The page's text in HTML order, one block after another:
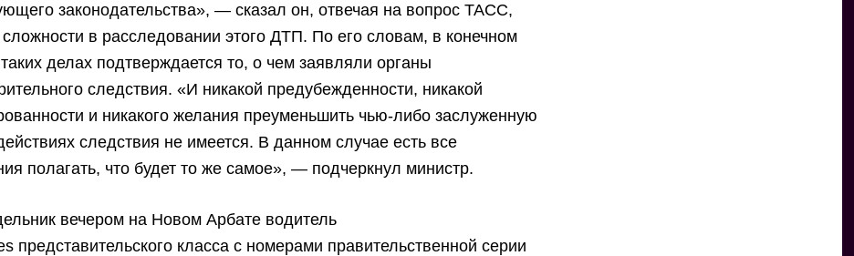
законодательства», — сказал он, отвечая на вопрос ТАСС,
сложности в расследовании этого ДТП. По его словам, в конечном
таких делах подтверждается то, о чем заявляли органы
следствия. «И никакой предубежденности, никакой
и никакого желания преуменьшить чью-либо заслуженную
следствия не имеется. В данном случае есть все
полагать, что будет то же самое», — подчеркнул министр.
вечером на Новом Арбате водитель
представительского класса с номерами правительственной серии